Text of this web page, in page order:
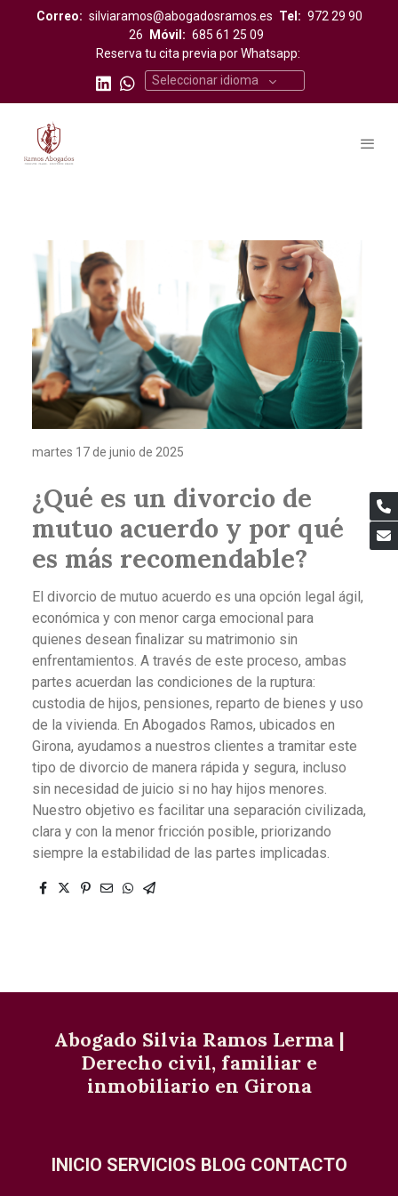
Correo: silviaramos@abogadosramos.es Tel: 972 29 90
26
Móvil: 685 61 25 09
Reserva tu cita previa por Whatsapp:
Seleccionar idioma
martes 17 de junio de 2025
¿Qué es un divorcio de
mutuo acuerdo y por qué
es más recomendable?
El divorcio de mutuo acuerdo es una opción legal ágil,
económica y con menor carga emocional para
quienes desean finalizar su matrimonio sin
enfrentamientos. A través de este proceso, ambas
partes acuerdan las condiciones de la ruptura:
custodia de hijos, pensiones, reparto de bienes y uso
de la vivienda. En Abogados Ramos, ubicados en
Girona, ayudamos a nuestros clientes a tramitar este
tipo de divorcio de manera rápida y segura, incluso
sin necesidad de juicio si no hay hijos menores.
Nuestro objetivo es facilitar una separación civilizada,
clara y con la menor fricción posible, priorizando
siempre la estabilidad de las partes implicadas.
Abogado Silvia Ramos Lerma |
Derecho civil, familiar e
inmobiliario en Girona
INICIO SERVICIOS BLOG CONTACTO